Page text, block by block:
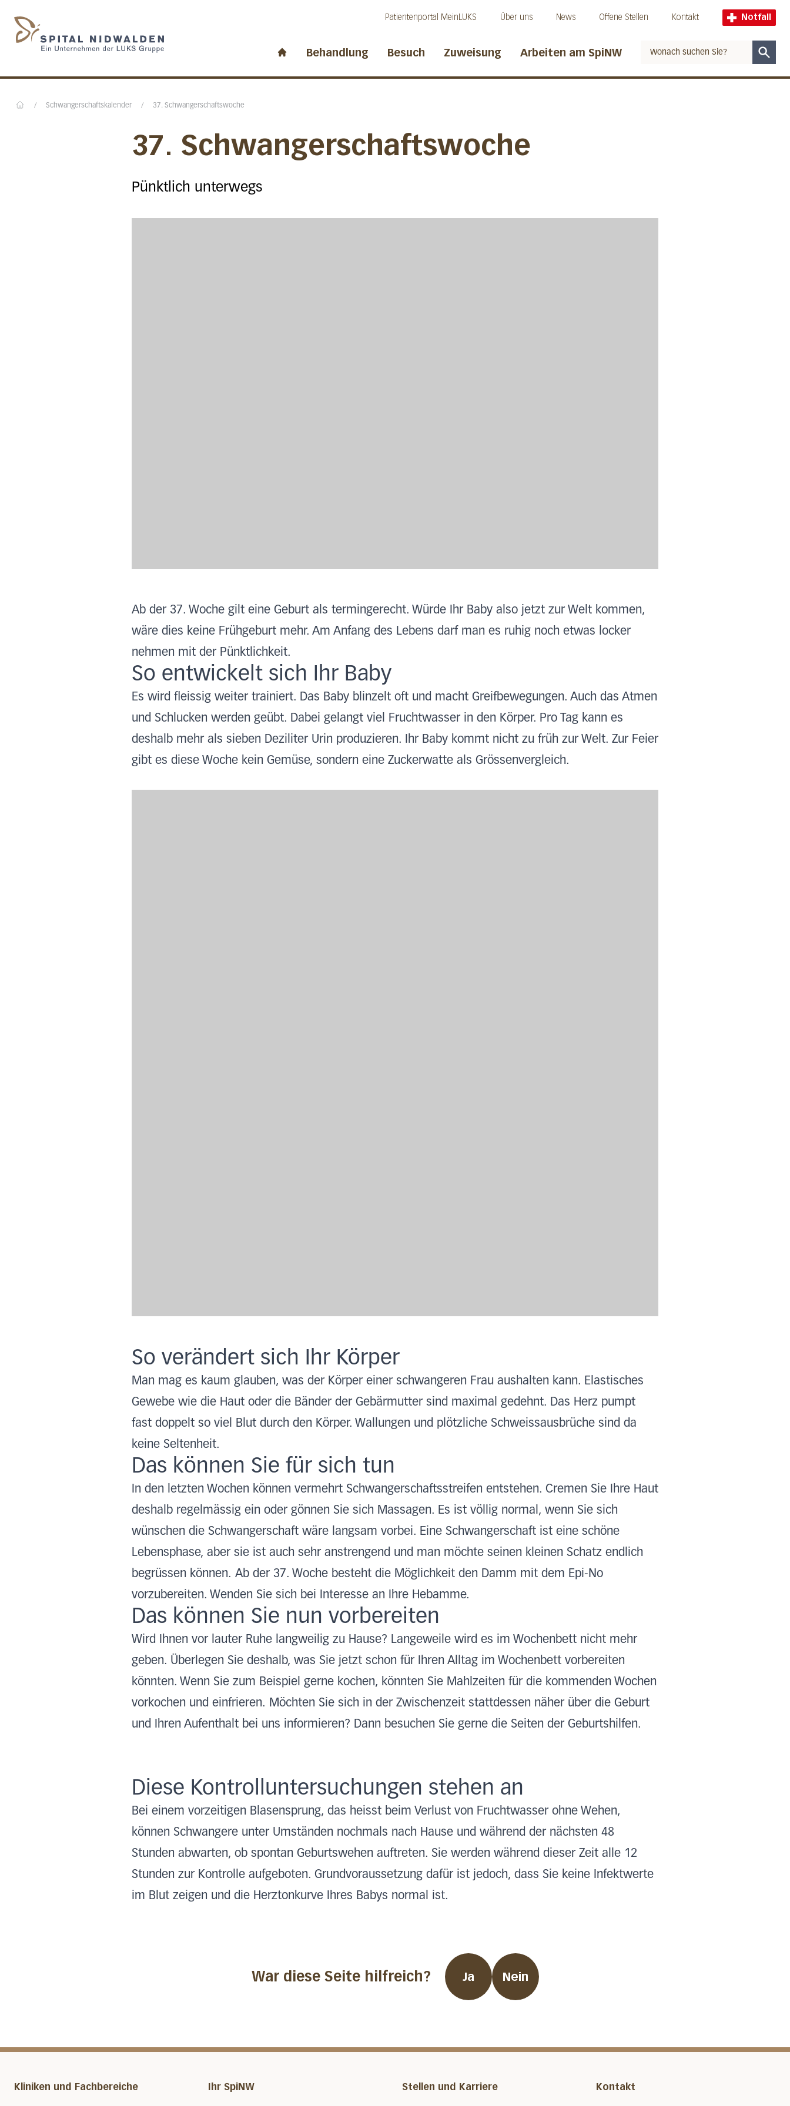
Patientenportal MeinLUKS Über uns News Offene Stellen Kontakt Notfall
Behandlung Besuch Zuweisung Arbeiten am SpiNW
/ Schwangerschaftskalender / 37. Schwangerschaftswoche
37. Schwangerschaftswoche
Pünktlich unterwegs
Ab der 37. Woche gilt eine Geburt als termingerecht. Würde Ihr Baby also jetzt zur Welt kommen,
wäre dies keine Frühgeburt mehr. Am Anfang des Lebens darf man es ruhig noch etwas locker
nehmen mit der Pünktlichkeit.
So entwickelt sich Ihr Baby
Es wird fleissig weiter trainiert. Das Baby blinzelt oft und macht Greifbewegungen. Auch das Atmen
und Schlucken werden geübt. Dabei gelangt viel Fruchtwasser in den Körper. Pro Tag kann es
deshalb mehr als sieben Deziliter Urin produzieren. Ihr Baby kommt nicht zu früh zur Welt. Zur Feier
gibt es diese Woche kein Gemüse, sondern eine Zuckerwatte als Grössenvergleich.
So verändert sich Ihr Körper
Man mag es kaum glauben, was der Körper einer schwangeren Frau aushalten kann. Elastisches
Gewebe wie die Haut oder die Bänder der Gebärmutter sind maximal gedehnt. Das Herz pumpt
fast doppelt so viel Blut durch den Körper. Wallungen und plötzliche Schweissausbrüche sind da
keine Seltenheit.
Das können Sie für sich tun
In den letzten Wochen können vermehrt Schwangerschaftsstreifen entstehen. Cremen Sie Ihre Haut
deshalb regelmässig ein oder gönnen Sie sich Massagen. Es ist völlig normal, wenn Sie sich
wünschen die Schwangerschaft wäre langsam vorbei. Eine Schwangerschaft ist eine schöne
Lebensphase, aber sie ist auch sehr anstrengend und man möchte seinen kleinen Schatz endlich
begrüssen können. Ab der 37. Woche besteht die Möglichkeit den Damm mit dem Epi-No
vorzubereiten. Wenden Sie sich bei Interesse an Ihre Hebamme.
Das können Sie nun vorbereiten
Wird Ihnen vor lauter Ruhe langweilig zu Hause? Langeweile wird es im Wochenbett nicht mehr
geben. Überlegen Sie deshalb, was Sie jetzt schon für Ihren Alltag im Wochenbett vorbereiten
könnten. Wenn Sie zum Beispiel gerne kochen, könnten Sie Mahlzeiten für die kommenden Wochen
vorkochen und einfrieren. Möchten Sie sich in der Zwischenzeit stattdessen näher über die Geburt
und Ihren Aufenthalt bei uns informieren? Dann besuchen Sie gerne die Seiten der Geburtshilfen.
Diese Kontrolluntersuchungen stehen an
Bei einem vorzeitigen Blasensprung, das heisst beim Verlust von Fruchtwasser ohne Wehen,
können Schwangere unter Umständen nochmals nach Hause und während der nächsten 48
Stunden abwarten, ob spontan Geburtswehen auftreten. Sie werden während dieser Zeit alle 12
Stunden zur Kontrolle aufgeboten. Grundvoraussetzung dafür ist jedoch, dass Sie keine Infektwerte
im Blut zeigen und die Herztonkurve Ihres Babys normal ist.
War diese Seite hilfreich? Ja Nein
Kliniken und Fachbereiche Ihr SpiNW Stellen und Karriere Kontakt